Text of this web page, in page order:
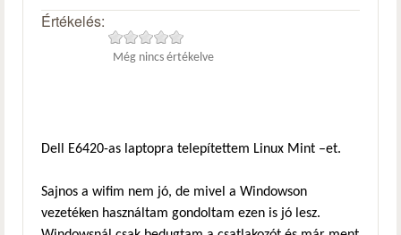
Értékelés:
Még nincs értékelve
Dell E6420-as laptopra telepítettem Linux Mint –et.
Sajnos a wifim nem jó, de mivel a Windowson
vezetéken használtam gondoltam ezen is jó lesz.